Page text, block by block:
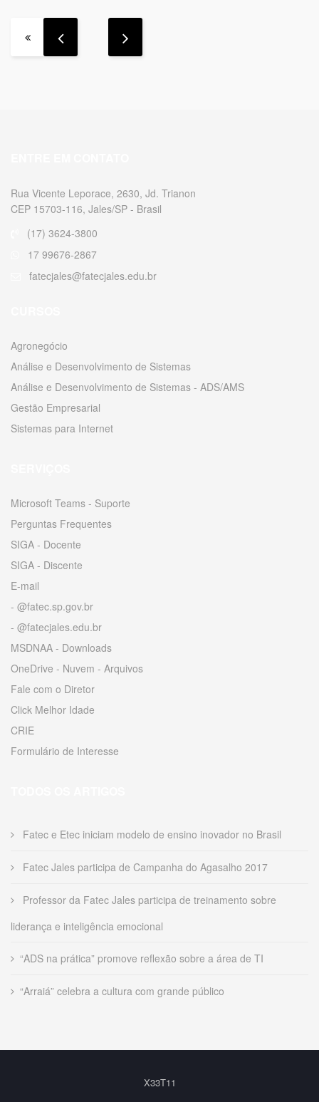
Rua Vicente Leporace, 2630, Jd. Trianon
CEP 15703-116, Jales/SP - Brasil
(17) 3624-3800
17 99676-2867
fatecjales@fatecjales.edu.br
Agronegócio
Análise e Desenvolvimento de Sistemas
Análise e Desenvolvimento de Sistemas - ADS/AMS
Gestão Empresarial
Sistemas para Internet
Microsoft Teams - Suporte
Perguntas Frequentes
SIGA - Docente
SIGA - Discente
E-mail
- @fatec.sp.gov.br
- @fatecjales.edu.br
MSDNAA - Downloads
OneDrive - Nuvem - Arquivos
Fale com o Diretor
Click Melhor Idade
CRIE
Formulário de Interesse
Fatec e Etec iniciam modelo de ensino inovador no Brasil
Fatec Jales participa de Campanha do Agasalho 2017
Professor da Fatec Jales participa de treinamento sobre
liderança e inteligência emocional
“ADS na prática” promove reflexão sobre a área de TI
“Arraiá” celebra a cultura com grande público
X33T11